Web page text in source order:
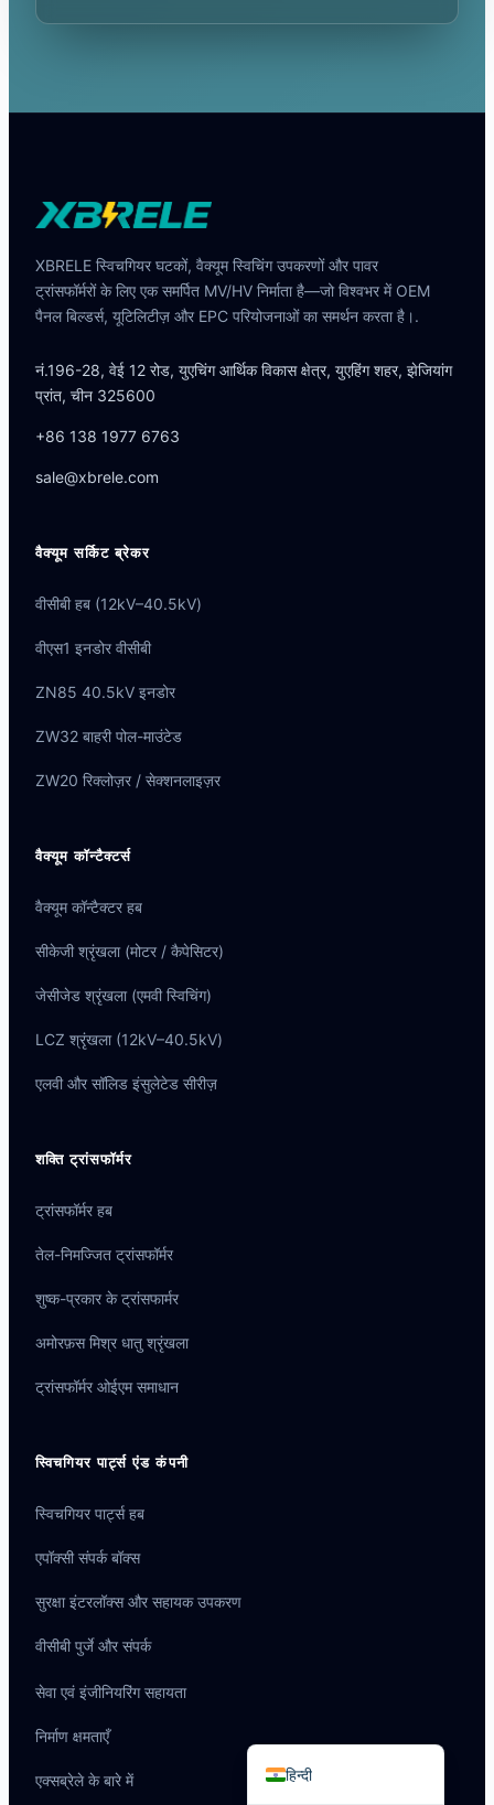
XBRELE स्विचगियर घटकों, वैक्यूम स्विचिंग उपकरणों और पावर
ट्रांसफॉर्मरों के लिए एक समर्पित MV/HV निर्माता है—जो विश्वभर में OEM
पैनल बिल्डर्स, यूटिलिटीज़ और EPC परियोजनाओं का समर्थन करता है।.
नं.196-28, वेई 12 रोड, युएचिंग आर्थिक विकास क्षेत्र, युएहिंग शहर, झेजियांग
प्रांत, चीन 325600
+86 138 1977 6763
sale@xbrele.com
वैक्यूम सर्किट ब्रेकर
वीसीबी हब (12kV–40.5kV)
वीएस1 इनडोर वीसीबी
ZN85 40.5kV इनडोर
ZW32 बाहरी पोल-माउंटेड
ZW20 रिक्लोज़र / सेक्शनलाइज़र
वैक्यूम कॉन्टैक्टर्स
वैक्यूम कॉन्टैक्टर हब
सीकेजी श्रृंखला (मोटर / कैपेसिटर)
जेसीजेड श्रृंखला (एमवी स्विचिंग)
LCZ श्रृंखला (12kV–40.5kV)
एलवी और सॉलिड इंसुलेटेड सीरीज़
शक्ति ट्रांसफॉर्मर
ट्रांसफॉर्मर हब
तेल-निमज्जित ट्रांसफॉर्मर
शुष्क-प्रकार के ट्रांसफार्मर
अमोरफ़स मिश्र धातु श्रृंखला
ट्रांसफॉर्मर ओईएम समाधान
स्विचगियर पार्ट्स एंड कंपनी
स्विचगियर पार्ट्स हब
एपॉक्सी संपर्क बॉक्स
सुरक्षा इंटरलॉक्स और सहायक उपकरण
वीसीबी पुर्जे और संपर्क
सेवा एवं इंजीनियरिंग सहायता
निर्माण क्षमताएँ
एक्सब्रेले के बारे में हिन्दी